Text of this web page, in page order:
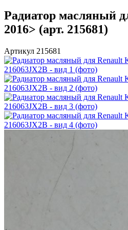
Радиатор масляный
2016> (арт. 215681)
Артикул 215681